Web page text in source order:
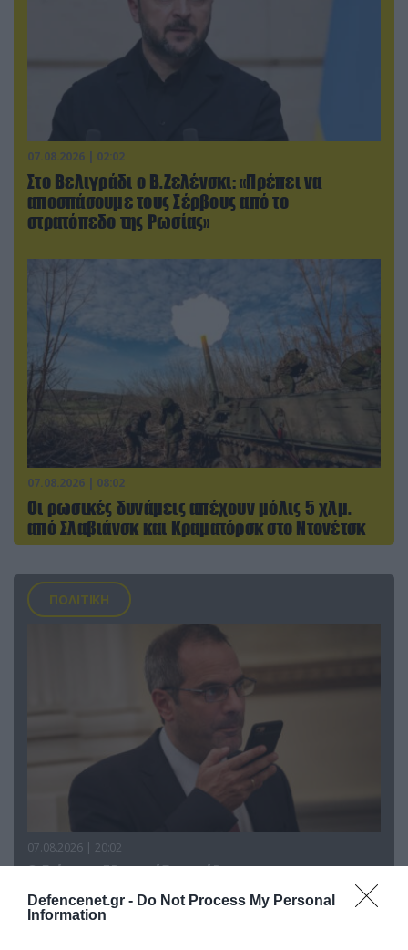
Defencenet.gr - Do Not Process My Personal
Information
07.08.2026 | 02:02
Στο Βελιγράδι ο Β.Ζελένσκι: «Πρέπει να
αποσπάσουμε τους Σέρβους από το
στρατόπεδο της Ρωσίας»
07.08.2026 | 08:02
Οι ρωσικές δυνάμεις απέχουν μόλις 5 χλμ.
από Σλαβιάνσκ και Κραματόρσκ στο Ντονέτσκ
ΠΟΛΙΤΙΚΗ
07.08.2026 | 20:02
Ο Γιάννης Αλαφούζος «τέλειωσε» τον
Κωνσταντίνο Ζούλα από τον ΣΚΑΪ – Ο λόγος της
απομάκρυνσής του